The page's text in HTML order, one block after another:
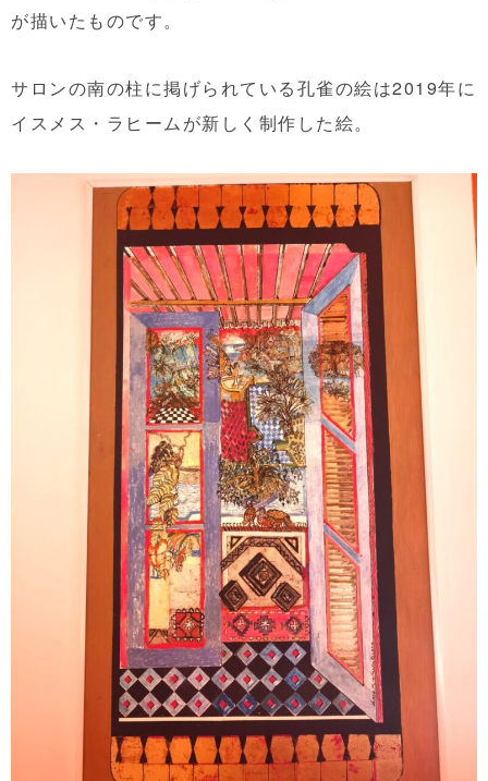
が描いたものです。
サロンの南の柱に掲げられている孔雀の絵は2019年に
イスメス・ラヒームが新しく制作した絵。